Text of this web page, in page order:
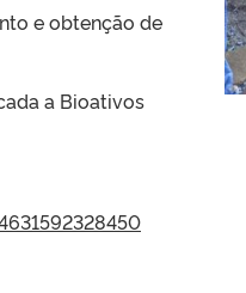
e obtenção de
a Bioativos